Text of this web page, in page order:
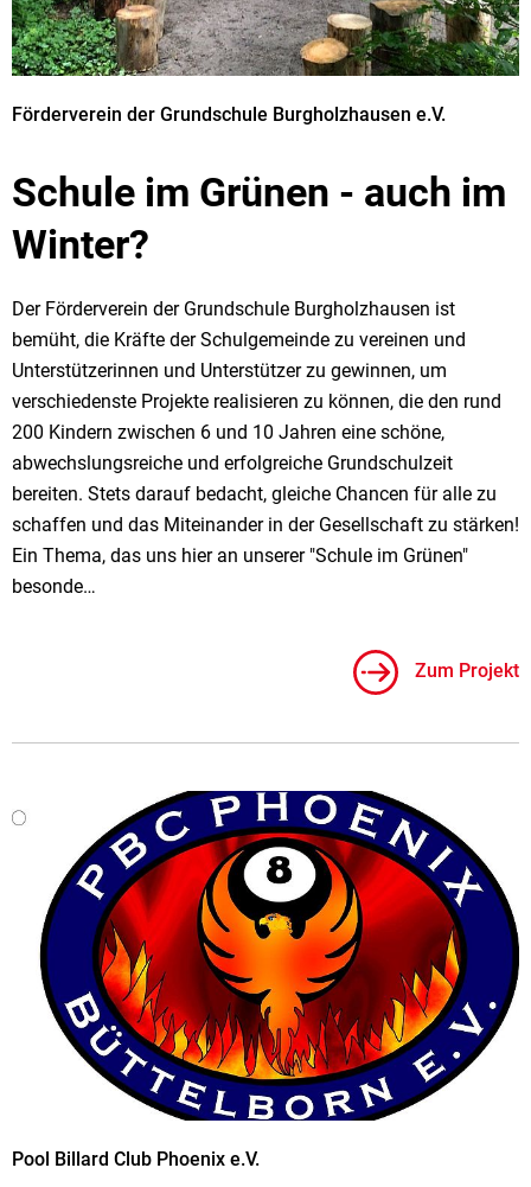
Schule im Grünen - auch im
Winter?
Förderverein der Grundschule Burgholzhausen e.V.
Der Förderverein der Grundschule Burgholzhausen ist
bemüht, die Kräfte der Schulgemeinde zu vereinen und
Unterstützerinnen und Unterstützer zu gewinnen, um
verschiedenste Projekte realisieren zu können, die den rund
200 Kindern zwischen 6 und 10 Jahren eine schöne,
abwechslungsreiche und erfolgreiche Grundschulzeit
bereiten. Stets darauf bedacht, gleiche Chancen für alle zu
schaffen und das Miteinander in der Gesellschaft zu stärken!
Ein Thema, das uns hier an unserer "Schule im Grünen"
besonde…
Zum Projekt
Pool Billard Club Phoenix e.V.